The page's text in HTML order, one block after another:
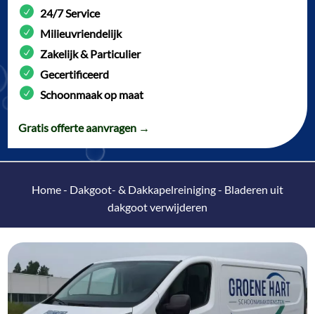
24/7 Service
Milieuvriendelijk
Zakelijk & Particulier
Gecertificeerd
Schoonmaak op maat
Gratis offerte aanvragen →
Home- Dakgoot- & Dakkapelreiniging- Bladeren uit
dakgoot verwijderen